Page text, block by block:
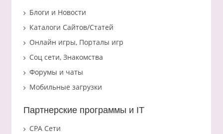
Блоги и Новости
Каталоги Сайтов/Статей
Онлайн игры, Порталы игр
Соц сети, Знакомства
Форумы и чаты
Мобильные загрузки
Партнерские программы и IT
CPA Сети